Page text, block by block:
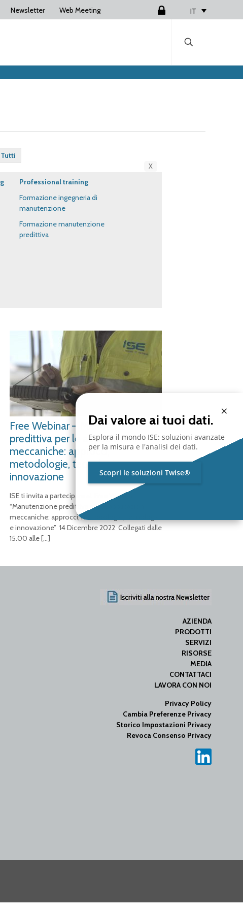
Newsletter Web Meeting IT
Tutti
X
Professional training
Formazione ingegneria di
manutenzione
Formazione manutenzione
predittiva
Free Webinar – Manutenzione
predittiva per le applicazioni
meccaniche: approcci,
metodologie, tecnologie e
innovazione
ISE ti invita a partecipare al Free Webinar
“Manutenzione predittiva per le applicazioni
meccaniche: approcci, metodologie, tecnologie
e innovazione” 14 Dicembre 2022 Collegati dalle
15.00 alle[…]
AZIENDA
PRODOTTI
SERVIZI
RISORSE
MEDIA
CONTATTACI
LAVORA CON NOI
Privacy Policy
Cambia Preferenze Privacy
Storico Impostazioni Privacy
Revoca Consenso Privacy
×
Dai valore ai tuoi dati.
Esplora il mondo ISE: soluzioni avanzate
per la misura e l'analisi dei dati.
Scopri le soluzioni Twise®